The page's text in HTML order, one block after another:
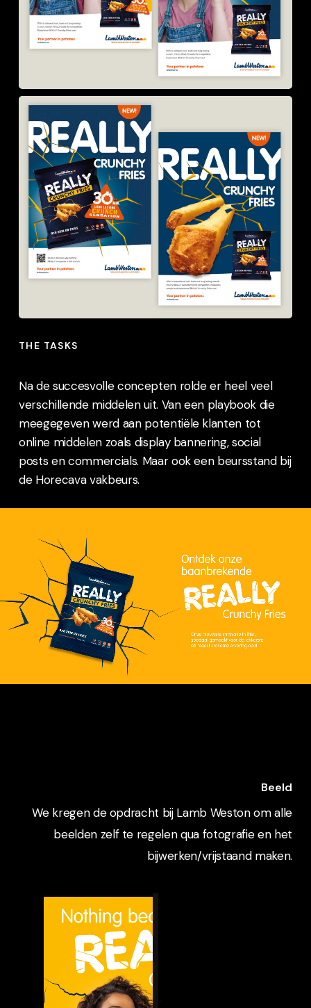
THE TASKS
Na de succesvolle concepten rolde er heel veel
verschillende middelen uit. Van een playbook die
meegegeven werd aan potentiële klanten tot
online middelen zoals display bannering, social
posts en commercials. Maar ook een beursstand bij
de Horecava vakbeurs.
Beeld
We kregen de opdracht bij Lamb Weston om alle
beelden zelf te regelen qua fotografie en het
bijwerken/vrijstaand maken.